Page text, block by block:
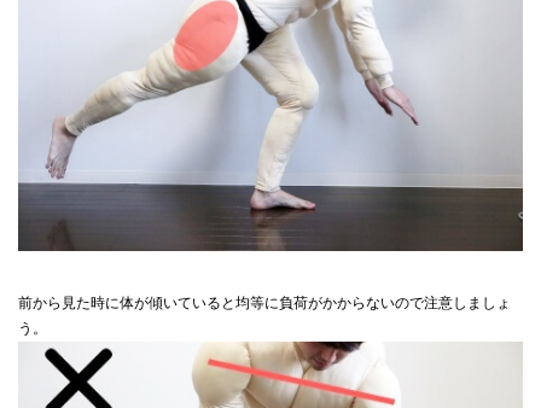
前から見た時に体が傾いていると均等に負荷がかからないので注意しましょ
う。